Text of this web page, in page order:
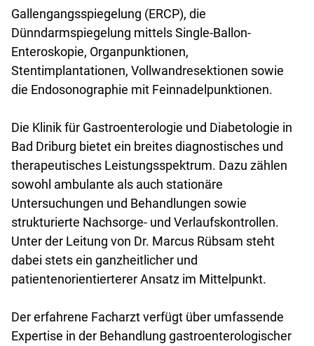
Gallengangsspiegelung (ERCP), die
Dünndarmspiegelung mittels Single-Ballon-
Enteroskopie, Organpunktionen,
Stentimplantationen, Vollwandresektionen sowie
die Endosonographie mit Feinnadelpunktionen.
Die Klinik für Gastroenterologie und Diabetologie in
Bad Driburg bietet ein breites diagnostisches und
therapeutisches Leistungsspektrum. Dazu zählen
sowohl ambulante als auch stationäre
Untersuchungen und Behandlungen sowie
strukturierte Nachsorge- und Verlaufskontrollen.
Unter der Leitung von Dr. Marcus Rübsam steht
dabei stets ein ganzheitlicher und
patientenorientierterer Ansatz im Mittelpunkt.
Der erfahrene Facharzt verfügt über umfassende
Expertise in der Behandlung gastroenterologischer